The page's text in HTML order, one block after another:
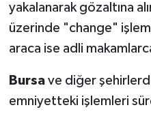
yakalanarak gözaltına
üzerinde "change"
araca ise adli
Bursave diğer
emniyetteki işlemleri